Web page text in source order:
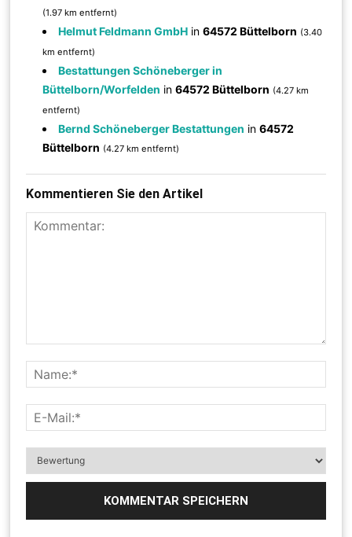
(1.97 km entfernt)
Helmut Feldmann GmbH in64572 Büttelborn (3.40
km entfernt)
Bestattungen Schöneberger in
Büttelborn/Worfelden in64572 Büttelborn (4.27 km
entfernt)
Bernd Schöneberger Bestattungen in64572
Büttelborn (4.27 km entfernt)
Kommentieren Sie den Artikel